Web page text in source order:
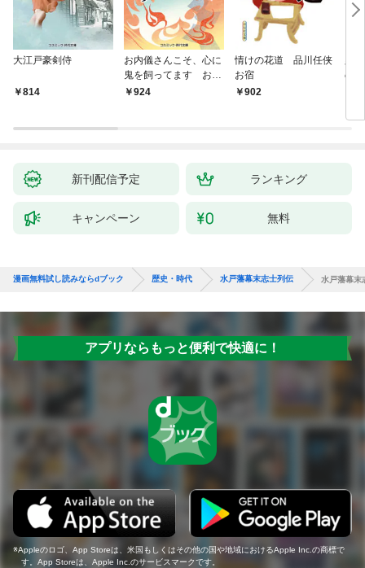
大江戸豪剣侍
814
お内儀さんこそ、心に
鬼を飼ってます おけ
いの戯作手帖
924
情けの花道 品川任侠
お宿
902
の
新刊配信予定 ランキング
キャンペーン 無料
漫画無料試し読みならdブック 歴史・時代 水戸藩幕末志士列伝 水戸藩幕末
アプリならもっと便利で快適に！
Appleのロゴ、App Storeは、米国もしくはその他の国や地域におけるApple Inc.の商標で
す。App Storeは、Apple Inc.のサービスマークです。